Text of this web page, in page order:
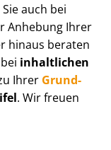
auch bei
Anhebung Ihrer
hinaus beraten
inhaltlichen
Ihrer Grund­
. Wir freuen